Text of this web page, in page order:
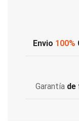
Envio 100%
Garantía de